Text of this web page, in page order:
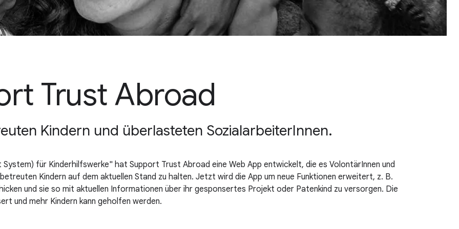
Trust Abroad
Kindern und überlasteten SozialarbeiterInnen.
für Kinderhilfswerke" hat Support Trust Abroad eine Web App entwickelt, die es VolontärInnen und
Kindern auf dem aktuellen Stand zu halten. Jetzt wird die App um neue Funktionen erweitert, z. B.
und sie so mit aktuellen Informationen über ihr gesponsertes Projekt oder Patenkind zu versorgen. Die
und mehr Kindern kann geholfen werden.